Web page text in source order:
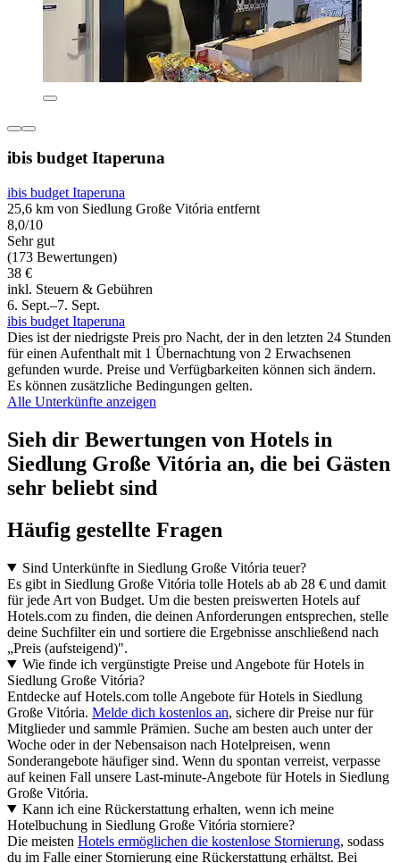
ibis budget Itaperuna
ibis budget Itaperuna
25,6 km von Siedlung Große Vitória entfernt
8,0/10
Sehr gut
(173 Bewertungen)
38 €
inkl. Steuern & Gebühren
6. Sept.–7. Sept.
ibis budget Itaperuna
Dies ist der niedrigste Preis pro Nacht, der in den letzten 24 Stunden
für einen Aufenthalt mit 1 Übernachtung von 2 Erwachsenen
gefunden wurde. Preise und Verfügbarkeiten können sich ändern.
Es können zusätzliche Bedingungen gelten.
Alle Unterkünfte anzeigen
Sieh dir Bewertungen von Hotels in
Siedlung Große Vitória an, die bei Gästen
sehr beliebt sind
Häufig gestellte Fragen
Sind Unterkünfte in Siedlung Große Vitória teuer?
Es gibt in Siedlung Große Vitória tolle Hotels ab ab 28 € und damit
für jede Art von Budget. Um die besten preiswerten Hotels auf
Hotels.com zu finden, die deinen Anforderungen entsprechen, stelle
deine Suchfilter ein und sortiere die Ergebnisse anschließend nach
„Preis (aufsteigend)".
Wie finde ich vergünstigte Preise und Angebote für Hotels in
Siedlung Große Vitória?
Entdecke auf Hotels.com tolle Angebote für Hotels in Siedlung
Große Vitória. Melde dich kostenlos an, sichere dir Preise nur für
Mitglieder und sammle Prämien. Suche am besten auch unter der
Woche oder in der Nebensaison nach Hotelpreisen, wenn
Sonderangebote häufiger sind. Wenn du spontan verreist, verpasse
auf keinen Fall unsere Last-minute-Angebote für Hotels in Siedlung
Große Vitória.
Kann ich eine Rückerstattung erhalten, wenn ich meine
Hotelbuchung in Siedlung Große Vitória storniere?
Die meisten Hotels ermöglichen die kostenlose Stornierung, sodass
du im Falle einer Stornierung eine Rückerstattung erhältst. Bei